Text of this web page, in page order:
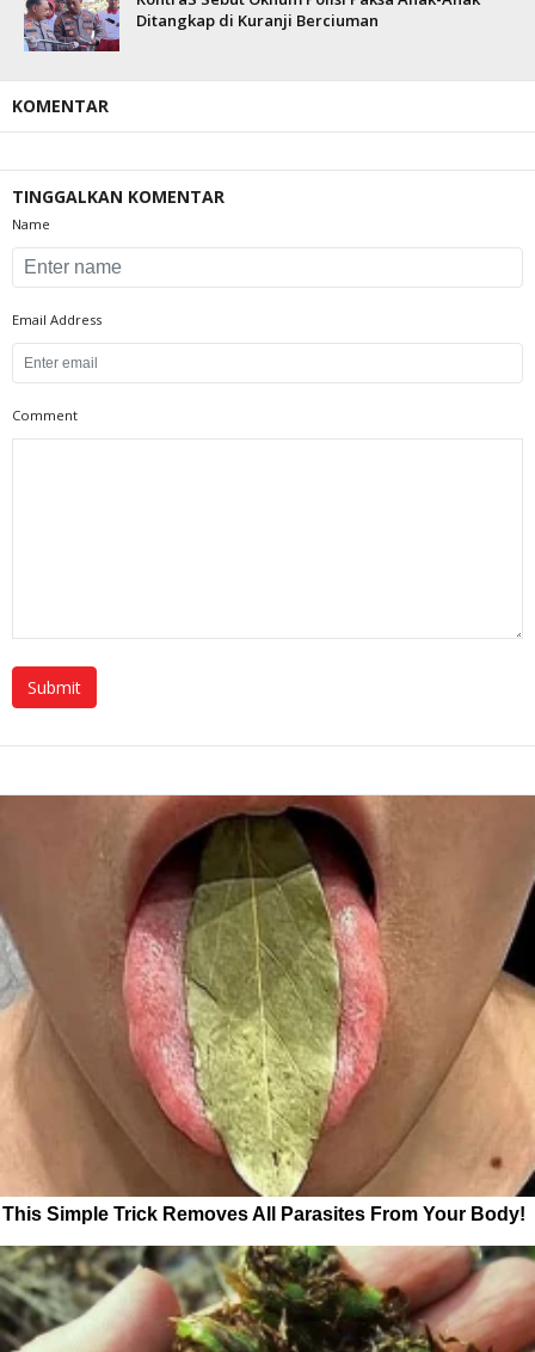
Ditangkap di Kuranji Berciuman
KOMENTAR
TINGGALKAN KOMENTAR
Name
Email Address
Comment
This Simple Trick Removes All Parasites From Your Body!